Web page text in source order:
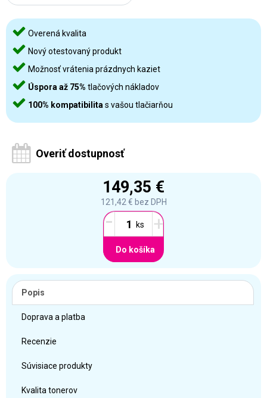
Overená kvalita
Nový otestovaný produkt
Možnosť vrátenia prázdnych kaziet
Úspora až 75% tlačových nákladov
100% kompatibilita s vašou tlačiarňou
Overiť dostupnosť
149,35 €
121,42 € bez DPH
- +
Do košíka
Popis
Doprava a platba
Recenzie
Súvisiace produkty
Kvalita tonerov